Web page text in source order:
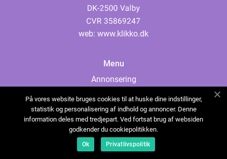
web: www.klikko.dk
Menu
Annonsering
Cookies
Kontakta oss
Sitemap
På vores website bruges cookies til at huske dine indstillinger,
statistik og personalisering af indhold og annoncer. Denne
information deles med tredjepart. Ved fortsat brug af websiden
godkender du cookiepolitikken.
Ok Privatlivspolitik